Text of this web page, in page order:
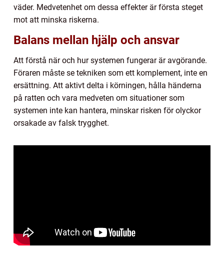
väder. Medvetenhet om dessa effekter är första steget
mot att minska riskerna.
Balans mellan hjälp och ansvar
Att förstå när och hur systemen fungerar är avgörande.
Föraren måste se tekniken som ett komplement, inte en
ersättning. Att aktivt delta i körningen, hålla händerna
på ratten och vara medveten om situationer som
systemen inte kan hantera, minskar risken för olyckor
orsakade av falsk trygghet.